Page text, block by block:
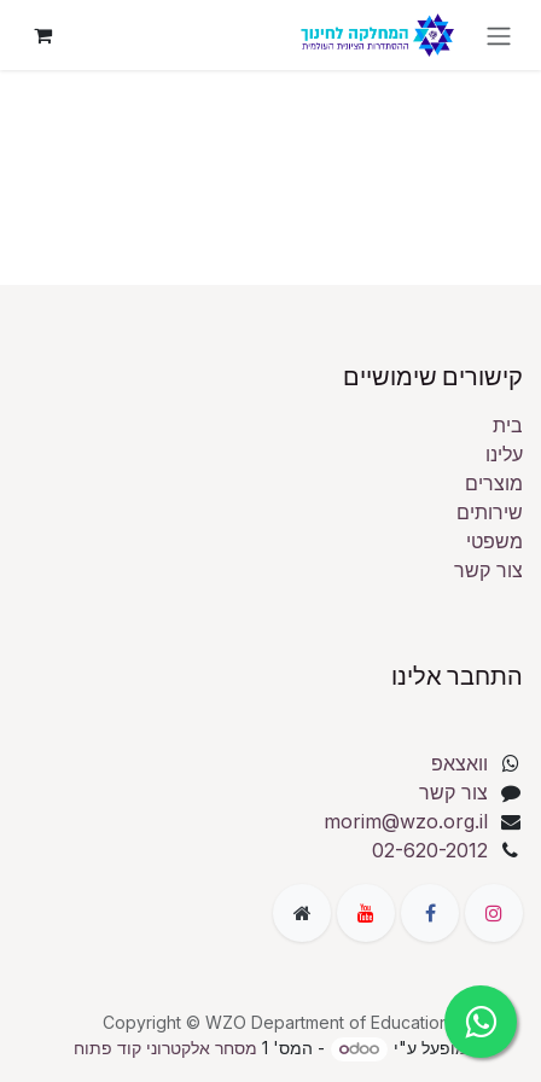
קישורים שימושיים
בית
עלינו
מוצרים
שירותים
משפטי
צור קשר
התחבר אלינו
וואצאפ
צור קשר
morim@wzo.org.il
02-620-2012
Copyright © WZO Department of Education
מופעל ע"י
- המס' 1 מסחר אלקטרוני קוד פתוח